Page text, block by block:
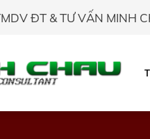
ĐT & TƯ VẤN MINH